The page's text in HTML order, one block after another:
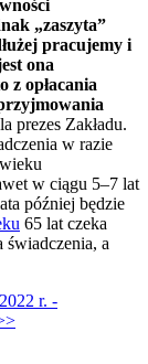
„zaszyta”
pracujemy i
ona
z opłacania
prezes Zakładu.
w razie
w ciągu 5–7 lat
później będzie
65 lat czeka
świadczenia, a
r. -